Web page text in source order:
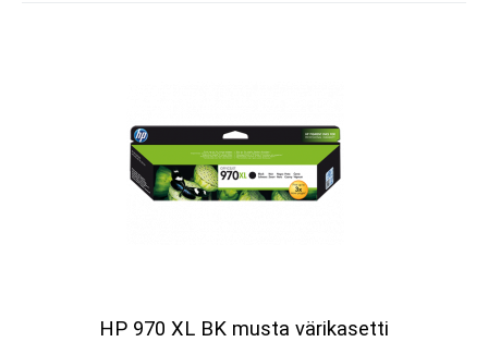
HP 970 XL BK musta värikasetti